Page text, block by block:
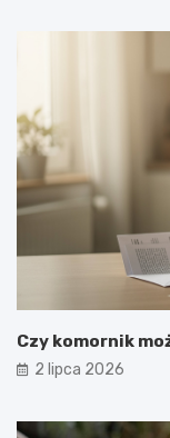
Czy komornik
2 lipca 2026